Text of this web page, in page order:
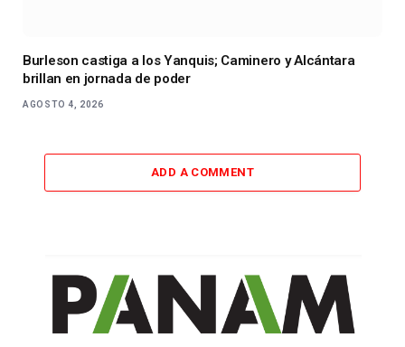
Burleson castiga a los Yanquis; Caminero y Alcántara
brillan en jornada de poder
AGOSTO 4, 2026
ADD A COMMENT